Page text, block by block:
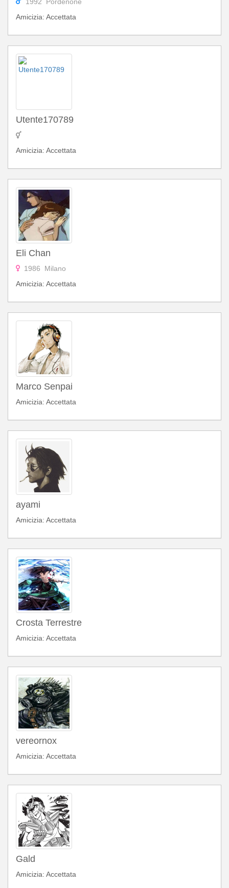
1992 Pordenone
Amicizia: Accettata
Utente170789
Amicizia: Accettata
Eli Chan
1986 Milano
Amicizia: Accettata
Marco Senpai
Amicizia: Accettata
ayami
Amicizia: Accettata
Crosta Terrestre
Amicizia: Accettata
vereornox
Amicizia: Accettata
Gald
Amicizia: Accettata